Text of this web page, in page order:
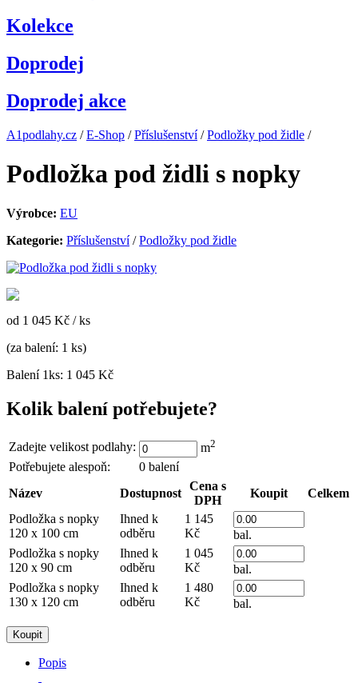
Kolekce
Doprodej
Doprodej akce
A1podlahy.cz /E-Shop /Příslušenství/Podložky pod židle /
Podložka pod židli s nopky
Výrobce: EU
Kategorie: Příslušenství/Podložky pod židle
od 1 045 Kč / ks
(za balení: 1 ks)
Balení 1ks: 1 045 Kč
Kolik balení potřebujete?
Zadejte velikost podlahy: m2
Potřebujete alespoň: 0 balení
Název
Dostupnost
Cena s
DPH
Koupit
Celkem
Podložka s nopky
120 x 100 cm
Ihned k
odběru
1 145
Kč
bal.
Podložka s nopky
120 x 90 cm
Ihned k
odběru
1 045
Kč
bal.
Podložka s nopky
130 x 120 cm
Ihned k
odběru
1 480
Kč
bal.
Popis